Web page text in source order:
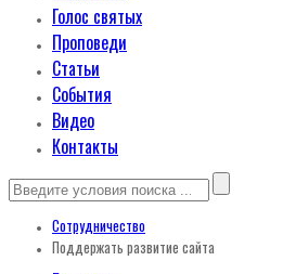
Голос святых
Проповеди
Статьи
События
Видео
Контакты
Сотрудничество
Поддержать развитие сайта